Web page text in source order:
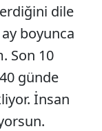
dile
boyunca
Son 10
günde
İnsan